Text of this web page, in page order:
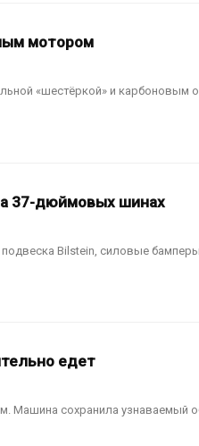
мотором
«шестёркой» и карбоновым
37-дюймовых шинах
Bilstein, силовые
едет
Машина сохранила узнаваемый